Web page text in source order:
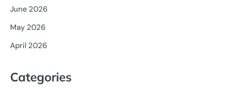
June 2026
May 2026
April 2026
Categories